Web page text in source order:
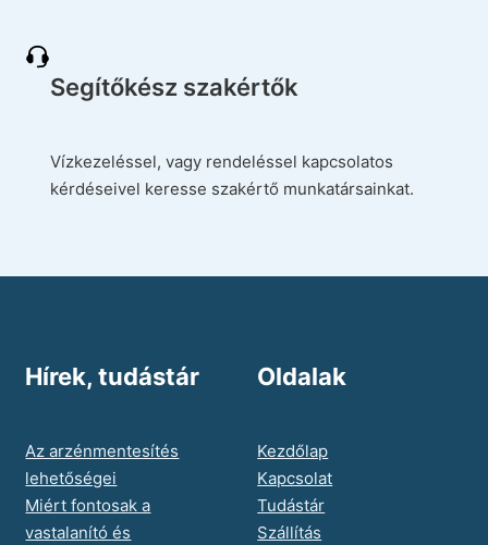
Segítőkész szakértők
Vízkezeléssel, vagy rendeléssel kapcsolatos
kérdéseivel keresse szakértő munkatársainkat.
Hírek, tudástár
Az arzénmentesítés
lehetőségei
Miért fontosak a
vastalanító és
Oldalak
Kezdőlap
Kapcsolat
Tudástár
Szállítás